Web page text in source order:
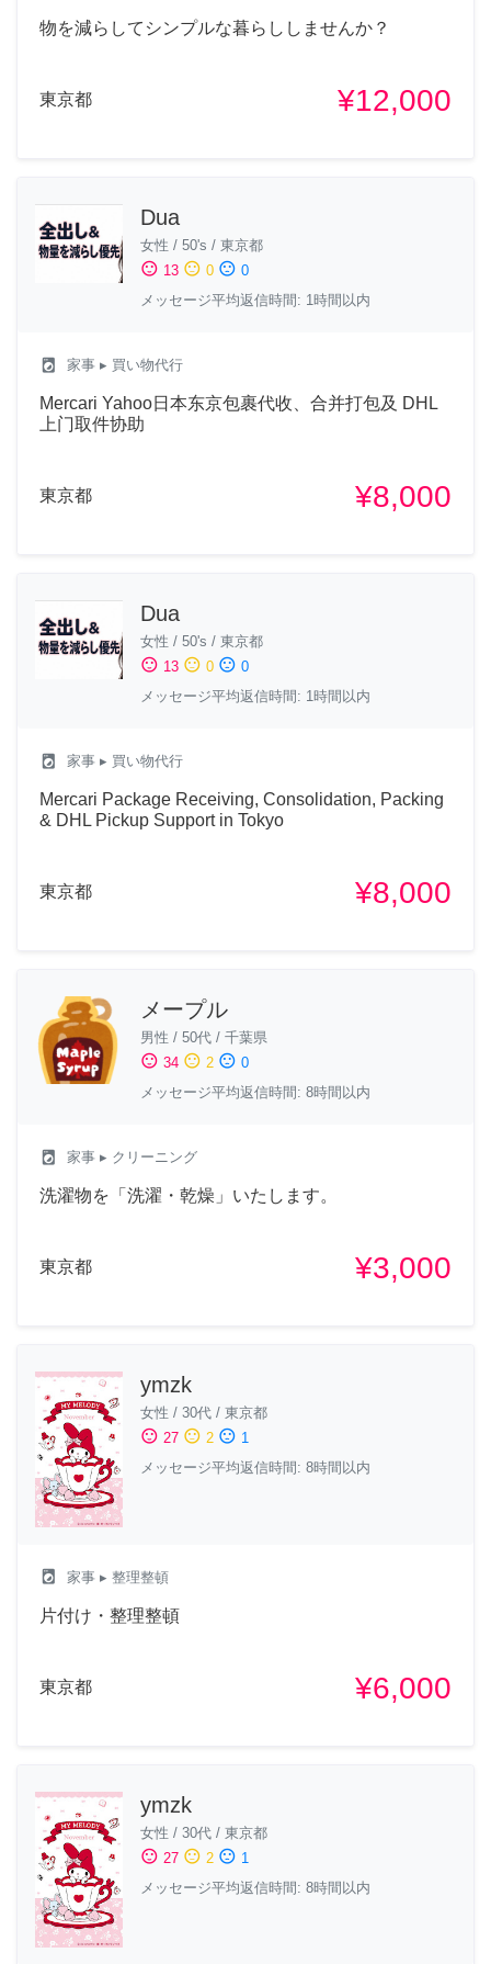
物を減らしてシンプルな暮らししませんか？
東京都 ¥12,000
Dua
女性 / 50's / 東京都
sentiment_satisfied 13 sentiment_neutral 0 sentiment_dissatisfied 0
メッセージ平均返信時間: 1時間以内
local_laundry_service 家事 ▸ 買い物代行
Mercari Yahoo日本东京包裹代收、合并打包及 DHL
上门取件协助
東京都 ¥8,000
Dua
女性 / 50's / 東京都
sentiment_satisfied 13 sentiment_neutral 0 sentiment_dissatisfied 0
メッセージ平均返信時間: 1時間以内
local_laundry_service 家事 ▸ 買い物代行
Mercari Package Receiving, Consolidation, Packing
& DHL Pickup Support in Tokyo
東京都 ¥8,000
メープル
男性 / 50代 / 千葉県
sentiment_satisfied 34 sentiment_neutral 2 sentiment_dissatisfied 0
メッセージ平均返信時間: 8時間以内
local_laundry_service 家事 ▸ クリーニング
洗濯物を「洗濯・乾燥」いたします。
東京都 ¥3,000
ymzk
女性 / 30代 / 東京都
sentiment_satisfied 27 sentiment_neutral 2 sentiment_dissatisfied 1
メッセージ平均返信時間: 8時間以内
local_laundry_service 家事 ▸ 整理整頓
片付け・整理整頓
東京都 ¥6,000
ymzk
女性 / 30代 / 東京都
sentiment_satisfied 27 sentiment_neutral 2 sentiment_dissatisfied 1
メッセージ平均返信時間: 8時間以内